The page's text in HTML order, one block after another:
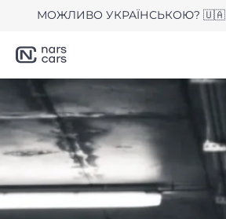
МОЖЛИВО УКРАЇНСЬКОЮ? 🇺🇦